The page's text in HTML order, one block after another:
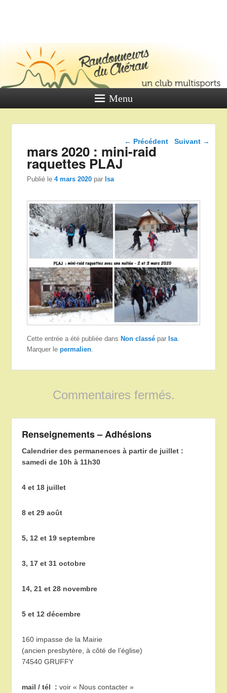
DU
Un club multi sports
Menu
Navigation dans les
← Précédent Suivant →
mars 2020 : mini-raid
raquettes PLAJ
Publié le4 mars 2020 parIsa
Cette entrée a été publiée dans Non classé par Isa.
Marquer lepermalien.
Commentaires fermés.
Renseignements – Adhésions
Calendrier des permanences à partir de juillet :
samedi de 10h à 11h30
4 et 18 juillet
8 et 29 août
5, 12 et 19 septembre
3, 17 et 31 octobre
14, 21 et 28 novembre
5 et 12 décembre
160 impasse de la Mairie
(ancien presbytère, à côté de l’église)
74540 GRUFFY
mail / tél :voir « Nous contacter »